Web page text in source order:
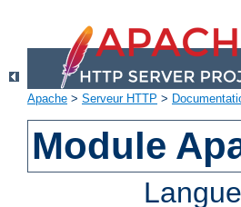
Apache > Serveur HTTP >
Module